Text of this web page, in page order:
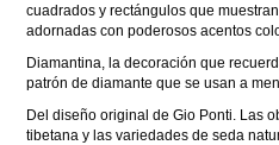
cuadrados y rectángulos que
adornadas con poderosos acentos
Diamantina, la decoración que
patrón de diamante que se usan a
Del diseño original de Gio Ponti. Las
tibetana y las variedades de seda